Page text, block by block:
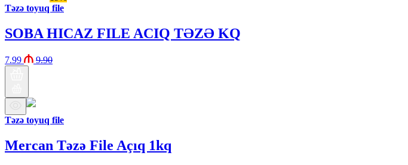
Təzə toyuq file
SOBA HICAZ FILE ACIQ TƏZƏ KQ
7.99 9.90
Təzə toyuq file
Mercan Təzə File Açıq 1kq